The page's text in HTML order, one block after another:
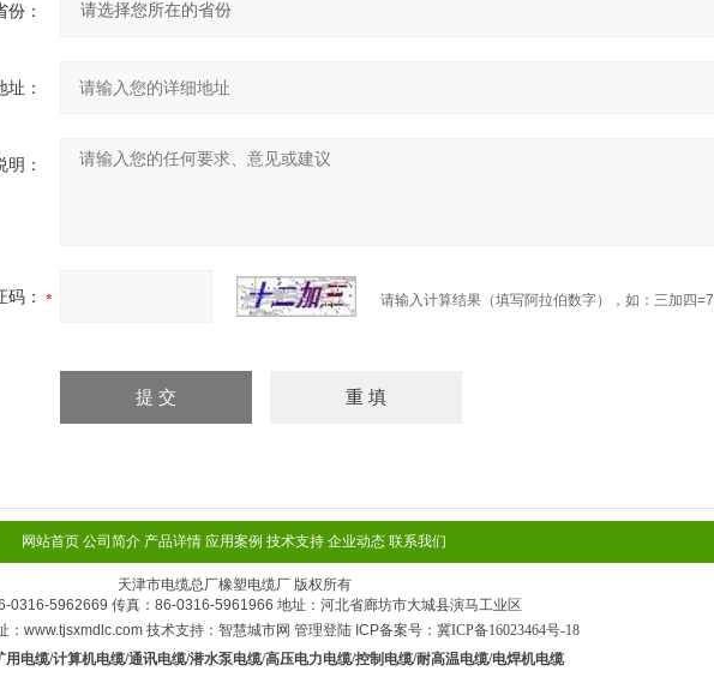
份：
址：
明：
码： 请输入计算结果（填写阿拉伯数字），如：三加四=7
网站首页 公司简介 产品详情 应用案例 技术支持 企业动态 联系我们
天津市电缆总厂橡塑电缆厂 版权所有
0316-5962669 传真：86-0316-5961966 地址：河北省廊坊市大城县演马工业区
：www.tjsxmdlc.com 技术支持： 智慧城市网 管理登陆ICP备案号： 冀ICP备16023464号-18
用电缆/计算机电缆/通讯电缆/潜水泵电缆/高压电力电缆/控制电缆/耐高温电缆/电焊机电缆